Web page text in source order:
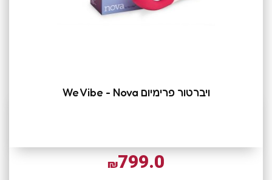
ויברטור פרימיום We Vibe - Nova
₪799.0